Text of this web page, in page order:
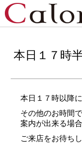
本日１７時
本日１７時以降
その他のお時間
案内が出来る場
ご来店をお待ち